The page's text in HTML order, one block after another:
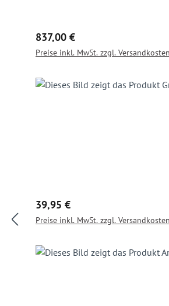
Regulärer Preis:
837,00 €
Preise inkl. MwSt. zzgl. Versandkosten
Regulärer Preis:
39,95 €
Preise inkl. MwSt. zzgl. Versandkosten